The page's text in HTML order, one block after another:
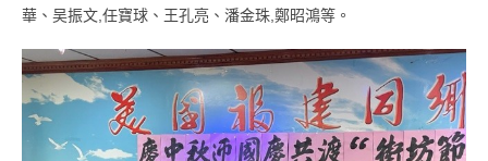
華、吴振文,任寶球、王孔亮、潘金珠,鄭昭鴻等。